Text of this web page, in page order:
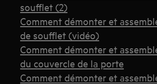
soufflet (2)
Comment démonter et
de soufflet (vidéo)
Comment démonter et
du couvercle de la porte
Comment démonter et